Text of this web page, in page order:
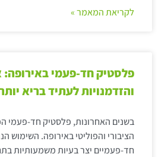
לקריאת המאמר »
פלסטיק חד-פעמי באירופה:
והזדמנויות לעתיד בריא
בשנים האחרונות, פלסטיק חד-פעמי
הציבורי והפוליטי באירופה. השימוש
חד-פעמיים יצר בעיות משמעותיות